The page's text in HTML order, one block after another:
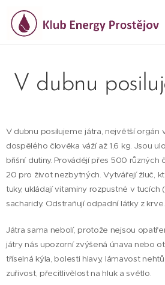
V dubnu
V dubnu posilujeme játra, největší orgán
dospělého člověka váží až 1,6 kg. Jsou
břišní dutiny. Provádějí přes 500 různých
20 pro život nezbytných. Vytvářejí žluč,
tuky, ukládají vitaminy rozpustné v tucích
sacharidy. Odstraňují odpadní látky z krve.
Játra sama nebolí, protože nejsou
játry nás upozorní zvýšená únava nebo
tříselná kýla, bolesti hlavy, lámavost
zuřivost, přecitlivělost na hluk a světlo.